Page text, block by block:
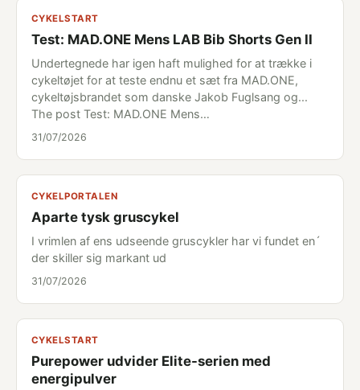
CYKELSTART
Test: MAD.ONE Mens LAB Bib Shorts Gen II
Undertegnede har igen haft mulighed for at trække i
cykeltøjet for at teste endnu et sæt fra MAD.ONE,
cykeltøjsbrandet som danske Jakob Fuglsang og...
The post Test: MAD.ONE Mens…
31/07/2026
CYKELPORTALEN
Aparte tysk gruscykel
I vrimlen af ens udseende gruscykler har vi fundet en´
der skiller sig markant ud
31/07/2026
CYKELSTART
Purepower udvider Elite-serien med
energipulver